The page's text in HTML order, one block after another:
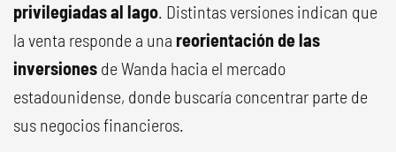
privilegiadas al lago. Distintas versiones indican que
la venta responde a una reorientación de las
inversiones de Wanda hacia el mercado
estadounidense, donde buscaría concentrar parte de
sus negocios financieros.